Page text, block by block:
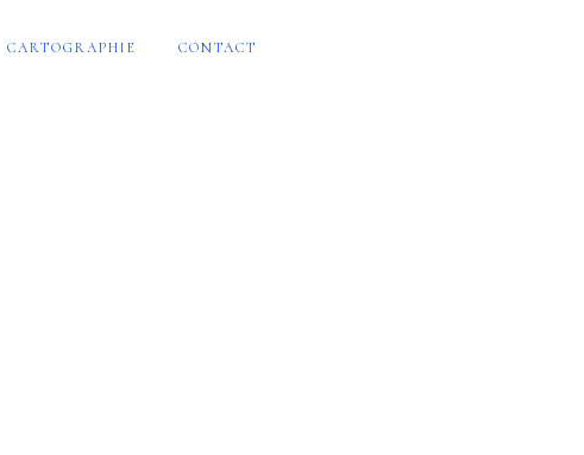
CARTOGRAPHIE CONTACT